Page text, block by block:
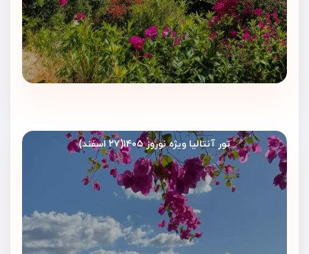
تور آنتالیا ویژه نوروز ۱۴۰۵(۲۷ اسفند)